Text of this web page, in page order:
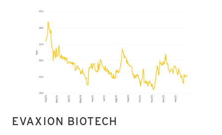
EVAXION BIOTECH